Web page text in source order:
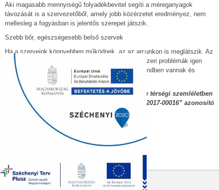
Aki magasabb mennyiségű folyadékbevitel segíti a méreganyagok
távozását is a szervezetőből, amely jobb közérzetet eredményez, nem
mellesleg a fogyásban is jelentős szerepet játszik.
Szebb bőr, egészségesebb belső szervek
Ha a szerveink könnyebben működnek, az az arcunkon is meglátszik. Az
emberi arc a belső szervek tükre, azaz a bélrendszeri problémák igen
gyakran ütköznek ki az arcon. Akinek a szervei rendben vannak és
hidratáltak, annak az arcbőre is tiszta és üde.
Ez az írás a „Humán szolgáltatások fejlesztése térségi szemléletben
a Solti konzorciumban” című, „EFOP-1.5.3-16-2017-00016” azonosító
számú projekt keretein belül készült.
További érdekes tartalmak olvashatóak a
www.sportelmenyekbacsban.hu